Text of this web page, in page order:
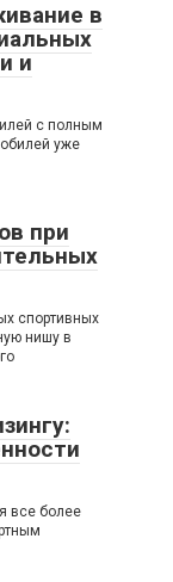
в
и
с полным
уже
при
спортивных
нишу в
все более